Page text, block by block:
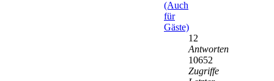
(Auch
für
Gäste)
12
Antworten
10652
Zugriffe